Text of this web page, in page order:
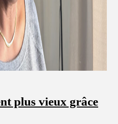
plus vieux grâce